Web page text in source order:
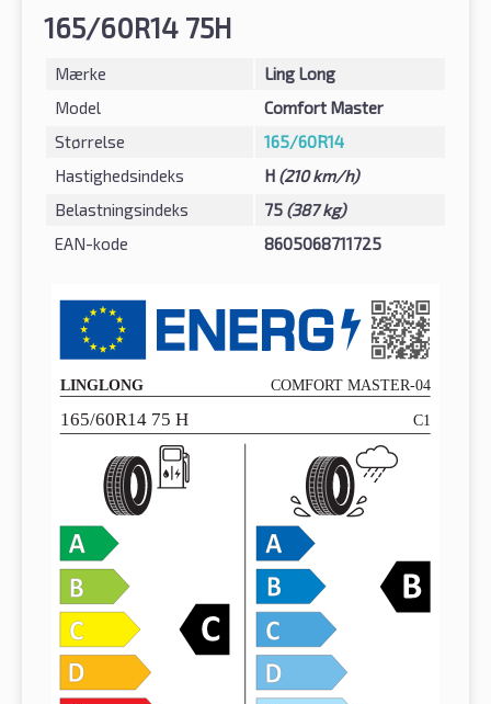
165/60R14 75H
Mærke
Ling Long
Model
Comfort Master
Størrelse
165/60R14
Hastighedsindeks
H (210 km/h)
Belastningsindeks
75 (387 kg)
EAN-kode
8605068711725